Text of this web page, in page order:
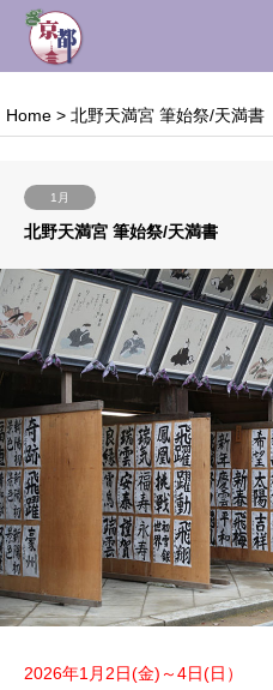
Home > 北野天満宮 筆始祭/天満書
1月
北野天満宮 筆始祭/天満書
2026年1月2日(金)～4日(日）